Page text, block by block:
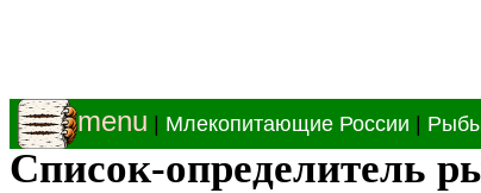
menu Млекопитающие России
Список-определитель